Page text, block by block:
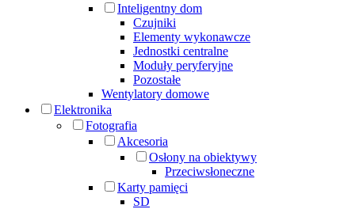
Inteligentny dom
Czujniki
Elementy wykonawcze
Jednostki centralne
Moduły peryferyjne
Pozostałe
Wentylatory domowe
Elektronika
Fotografia
Akcesoria
Osłony na obiektywy
Przeciwsłoneczne
Karty pamięci
SD